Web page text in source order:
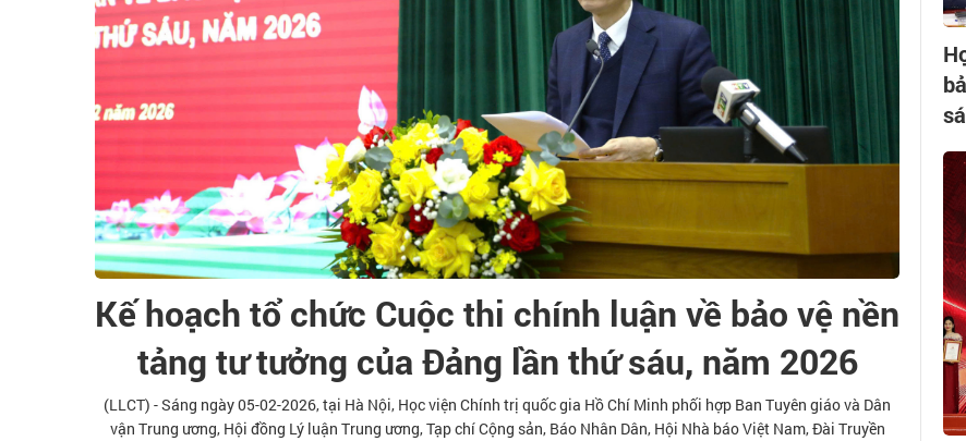
Kế hoạch tổ chức Cuộc thi chính luận về bảo vệ nền
tảng tư tưởng của Đảng lần thứ sáu, năm 2026
(LLCT) - Sáng ngày 05-02-2026, tại Hà Nội, Học viện Chính trị quốc gia Hồ Chí Minh phối hợp Ban Tuyên giáo và Dân
vận Trung ương, Hội đồng Lý luận Trung ương, Tạp chí Cộng sản, Báo Nhân Dân, Hội Nhà báo Việt Nam, Đài Truyền